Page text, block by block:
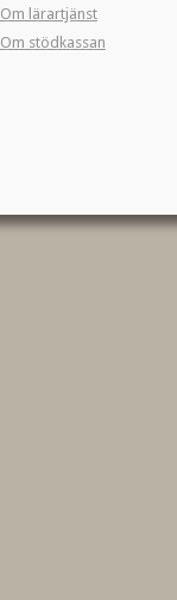
Om lärartjänst
Om stödkassan